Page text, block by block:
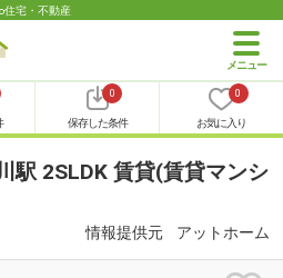
住宅・不動産
0
保存した条件
0
お気に入り
駅 2SLDK 賃貸(賃貸マンシ
情報提供元 アットホーム